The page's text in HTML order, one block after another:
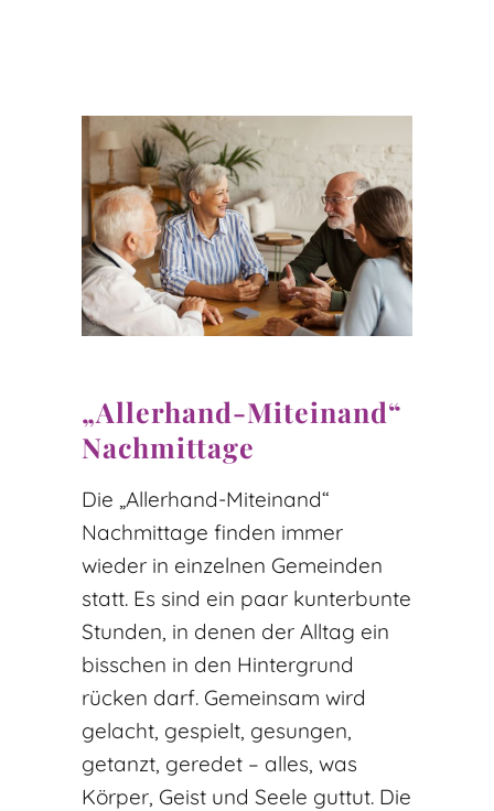
„Allerhand-Miteinand“
Nachmittage
Die „Allerhand-Miteinand“
Nachmittage finden immer
wieder in einzelnen Gemeinden
statt. Es sind ein paar kunterbunte
Stunden, in denen der Alltag ein
bisschen in den Hintergrund
rücken darf. Gemeinsam wird
gelacht, gespielt, gesungen,
getanzt, geredet – alles, was
Körper, Geist und Seele guttut. Die